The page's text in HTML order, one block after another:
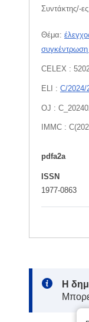
Συντάκτης/-
Θέμα:
συγκέντρωση
CELEX :
ELI : C/2024/
OJ :
IMMC :
pdfa2a
ISSN
1977-0863
Note:
Η